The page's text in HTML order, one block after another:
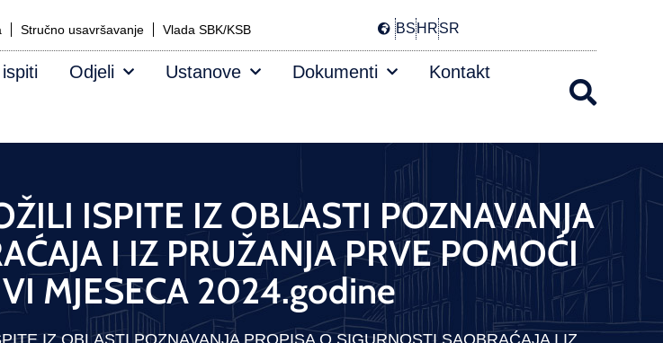
Stručno usavršavanje Vlada SBK/KSB BSHRSR
Odjeli Ustanove Dokumenti Kontakt
ISPITE IZ OBLASTI POZNAVANJA
I IZ PRUŽANJA PRVE POMOĆI
MJESECA 2024.godine
IZ OBLASTI POZNAVANJA PROPISA O SIGURNOSTI SAOBRAĆAJA I IZ